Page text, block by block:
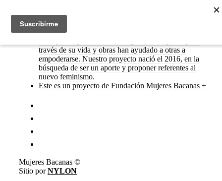
Este es un espacio de visibilidad y memoria.
través de su vida y obras han ayudado a otras a
empoderarse. Nuestro proyecto nació el 2016, en la
búsqueda de ser un aporte y proponer referentes al
nuevo feminismo.
Este es un proyecto de Fundación Mujeres Bacanas +
Mujeres Bacanas ©
Sitio porNYLON